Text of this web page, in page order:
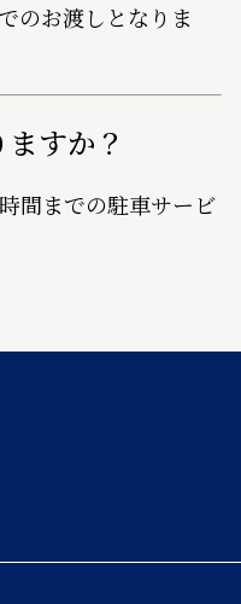
のお渡しとなりま
すか？
間までの駐車サービ